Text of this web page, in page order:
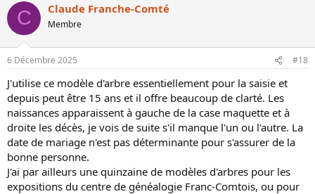
C Claude Franche-Comté
Membre
6 Décembre 2025 #18
J'utilise ce modèle d'arbre essentiellement pour la saisie et
depuis peut être 15 ans et il offre beaucoup de clarté. Les
naissances apparaissent à gauche de la case maquette et à
droite les décès, je vois de suite s'il manque l'un ou l'autre. La
date de mariage n'est pas déterminante pour s'assurer de la
bonne personne.
J'ai par ailleurs une quinzaine de modèles d'arbres pour les
expositions du centre de généalogie Franc-Comtois, ou pour